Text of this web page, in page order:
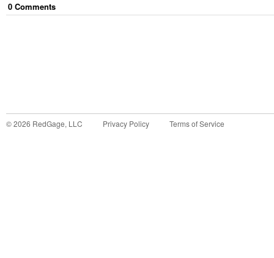
0 Comments
©2026 RedGage, LLC Privacy Policy Terms of Service